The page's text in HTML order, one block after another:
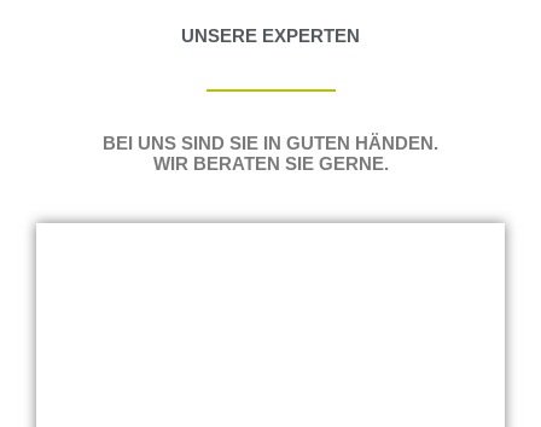
UNSERE EXPERTEN
BEI UNS SIND SIE IN GUTEN HÄNDEN.
WIR BERATEN SIE GERNE.​